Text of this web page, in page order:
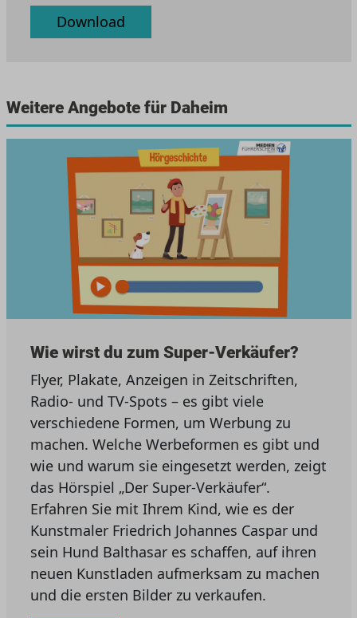
Download
Weitere Angebote für Daheim
Wie wirst du zum Super-Verkäufer?
Flyer, Plakate, Anzeigen in Zeitschriften,
Radio- und TV-Spots – es gibt viele
verschiedene Formen, um Werbung zu
machen. Welche Werbeformen es gibt und
wie und warum sie eingesetzt werden, zeigt
das Hörspiel „Der Super-Verkäufer“.
Erfahren Sie mit Ihrem Kind, wie es der
Kunstmaler Friedrich Johannes Caspar und
sein Hund Balthasar es schaffen, auf ihren
neuen Kunstladen aufmerksam zu machen
und die ersten Bilder zu verkaufen.